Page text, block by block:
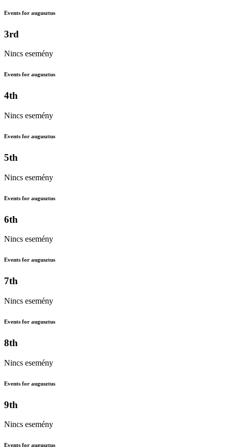
Events for augusztus
3rd
Nincs esemény
Events for augusztus
4th
Nincs esemény
Events for augusztus
5th
Nincs esemény
Events for augusztus
6th
Nincs esemény
Events for augusztus
7th
Nincs esemény
Events for augusztus
8th
Nincs esemény
Events for augusztus
9th
Nincs esemény
Events for augusztus